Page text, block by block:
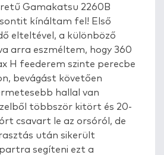
Gamakatsu 2260B
kínáltam fel! Első
elteltével, a különböző
arra eszméltem, hogy 360
H feederem szinte perecbe
bevágást követően
hallal van
többször kitört és 20-
csavart le az orsóról, de
után sikerült
segíteni ezt a